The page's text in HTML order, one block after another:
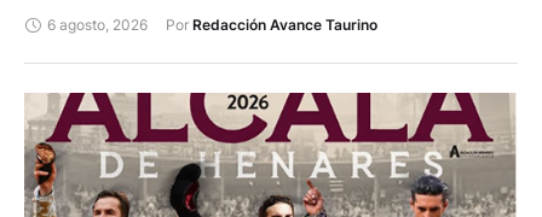
6 agosto, 2026 Por Redacción Avance Taurino